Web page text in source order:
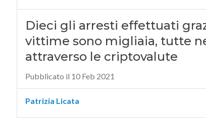
Dieci gli arresti effettuati
vittime sono migliaia, tutte
attraverso le criptovalute
Pubblicato il 10 Feb 2021
Patrizia Licata